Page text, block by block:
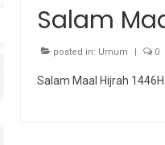
Salam
posted in: Umum | 0
Salam Maal Hijrah 1446H